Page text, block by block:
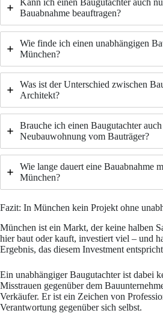
Kann ich einen Baugutachter auch
Bauabnahme beauftragen?
Wie finde ich einen unabhängigen
München?
Was ist der Unterschied zwischen
Architekt?
Brauche ich einen Baugutachter
Neubauwohnung vom Bauträger?
Wie lange dauert eine Bauabnahme
München?
Fazit: In München kein Projekt ohne
München ist ein Markt, der keine halben
hier baut oder kauft, investiert viel – und
Ergebnis, das diesem Investment
Ein unabhängiger Baugutachter ist dabei
Misstrauen gegenüber dem
Verkäufer. Er ist ein Zeichen von
Verantwortung gegenüber sich selbst.